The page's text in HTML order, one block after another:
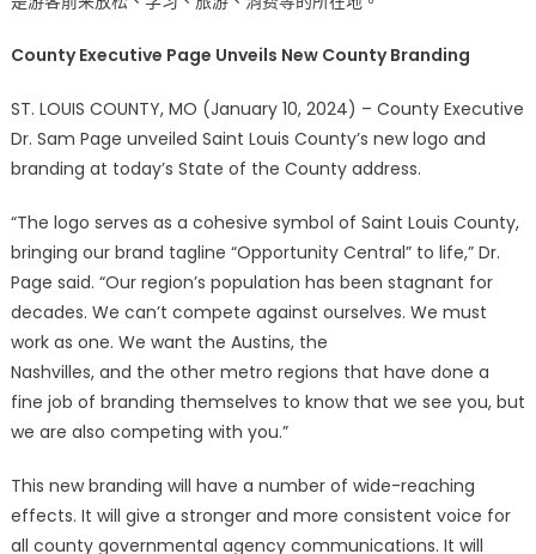
County Executive Page Unveils New County Branding
ST. LOUIS COUNTY, MO (January 10, 2024) – County Executive
Dr. Sam Page unveiled Saint Louis County’s new logo and
branding at today’s State of the County address.
“The logo serves as a cohesive symbol of Saint Louis County,
bringing our brand tagline “Opportunity Central” to life,” Dr.
Page said. “Our region’s population has been stagnant for
decades. We can’t compete against ourselves. We must
work as one. We want the Austins, the
Nashvilles, and the other metro regions that have done a
fine job of branding themselves to know that we see you, but
we are also competing with you.”
This new branding will have a number of wide-reaching
effects. It will give a stronger and more consistent voice for
all county governmental agency communications. It will